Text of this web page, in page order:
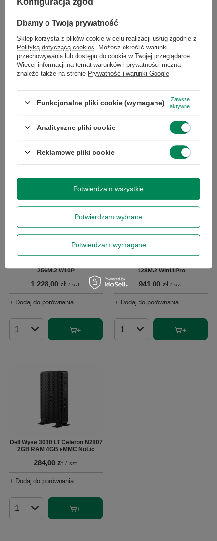
Dell Precision 3420 E3-1220V5
8GB RAM 260GB SSD DVDRW
+ Dodaj do porównania
Dell Precision 5820 Xeon W-2123
/ szt.
+ Dodaj do porównania
256M.2 W10P
1 228,00 zł / szt.
+ Dodaj do porównania
Ilość produktów
128M.2 Win11Pro
941,00 zł / szt.
+ Dodaj do porównania
Ilość produktów
Dell Wyse 3030 LT Celeron N2807
2GB RAM 4GB eMMC NoLic
284,00 zł / szt.
+ Dodaj do porównania
Ilość produktów
Konfiguracja zgód
Dbamy o Twoją prywatność
Sklep korzysta z plików cookie w celu realizacji usług zgodnie z
Polityką dotyczącą cookies . Możesz określić warunki
przechowywania lub dostępu do cookie w Twojej przeglądarce.
Więcej informacji na temat warunków i prywatności można
znaleźć także na stronie Prywatność i warunki Google
Funkcjonalne pliki cookie (wymagane)
Zawsze
aktywne
Analityczne pliki cookie
Reklamowe pliki cookie
Potwierdzam wybrane
Potwierdzam wymagane
Potwierdzam wszystkie